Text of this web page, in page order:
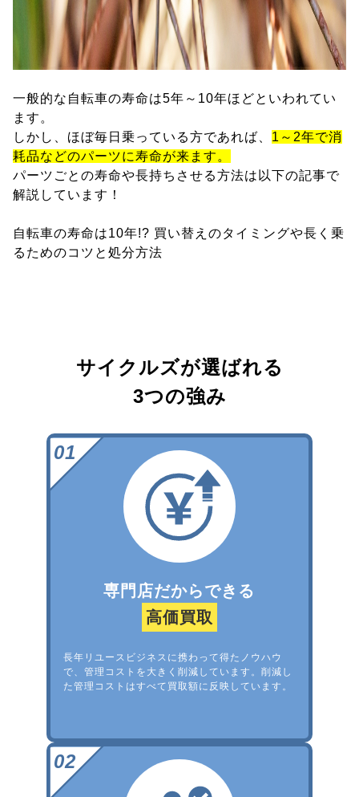
一般的な自転車の寿命は5年～10年ほどといわれてい
ます。
しかし、ほぼ毎日乗っている方であれば、 1～2年で消
耗品などのパーツに寿命が来ます。
パーツごとの寿命や長持ちさせる方法は以下の記事で
解説しています！
自転車の寿命は10年!? 買い替えのタイミングや長く乗
るためのコツと処分方法
サイクルズが選ばれる
3つの強み
専門店だからできる
高価買取
長年リユースビジネスに携わって得たノウハウ
で、管理コストを大きく削減しています。削減し
た管理コストはすべて買取額に反映しています。